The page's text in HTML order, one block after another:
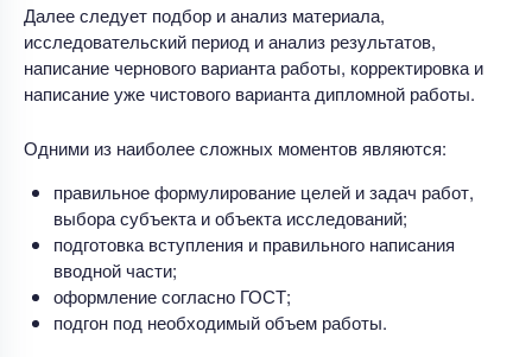
Далее следует подбор и анализ материала,
исследовательский период и анализ результатов,
написание чернового варианта работы, корректировка и
написание уже чистового варианта дипломной работы.
Одними из наиболее сложных моментов являются:
правильное формулирование целей и задач работ,
выбора субъекта и объекта исследований;
подготовка вступления и правильного написания
вводной части;
оформление согласно ГОСТ;
подгон под необходимый объем работы.